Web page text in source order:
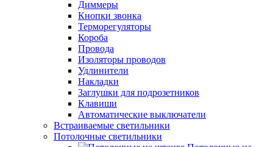
Диммеры
Кнопки звонка
Терморегуляторы
Короба
Провода
Изоляторы проводов
Удлинители
Накладки
Заглушки для подрозетников
Клавиши
Автоматические выключатели
Встраиваемые светильники
Потолочные светильники